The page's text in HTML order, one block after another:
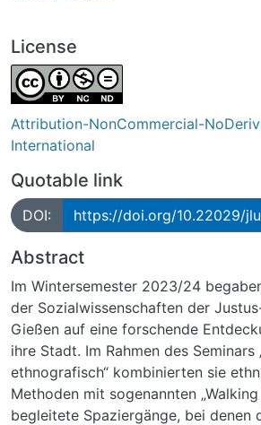
License
Attribution-NonCommercial-
International
Quotable link
DOI: https://doi.org/10.22029/
Abstract
Im Wintersemester 2023/24
der Sozialwissenschaften der
Gießen auf eine forschende
ihre Stadt. Im Rahmen des Seminars
ethnografisch“ kombinierten sie
Methoden mit sogenannten
begleitete Spaziergänge, bei denen